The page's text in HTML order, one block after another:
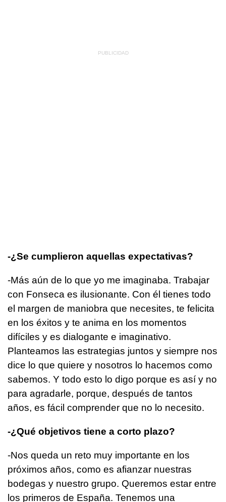
-¿Se cumplieron aquellas expectativas?
-Más aún de lo que yo me imaginaba. Trabajar
con Fonseca es ilusionante. Con él tienes todo
el margen de maniobra que necesites, te felicita
en los éxitos y te anima en los momentos
difíciles y es dialogante e imaginativo.
Planteamos las estrategias juntos y siempre nos
dice lo que quiere y nosotros lo hacemos como
sabemos. Y todo esto lo digo porque es así y no
para agradarle, porque, después de tantos
años, es fácil comprender que no lo necesito.
-¿Qué objetivos tiene a corto plazo?
-Nos queda un reto muy importante en los
próximos años, como es afianzar nuestras
bodegas y nuestro grupo. Queremos estar entre
los primeros de España. Tenemos una